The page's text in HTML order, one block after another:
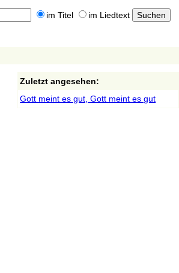
im Titel im Liedtext
Zuletzt angesehen:
Gott meint es gut, Gott meint es gut